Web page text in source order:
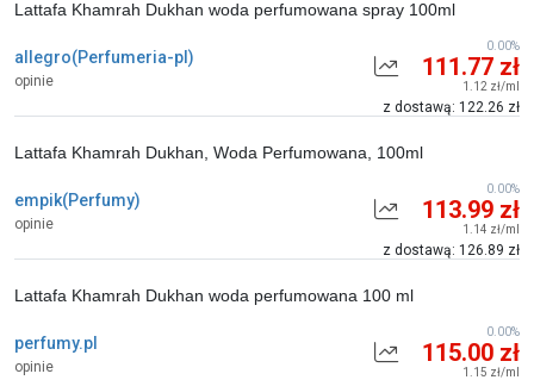
allegro(Perfumeria-pl)
opinie
Lattafa Khamrah Dukhan woda perfumowana spray 100ml
111.77 zł
1.12 zł/ml
z dostawą: 122.26 zł
0.00%
empik(Perfumy)
opinie
Lattafa Khamrah Dukhan, Woda Perfumowana, 100ml
113.99 zł
1.14 zł/ml
z dostawą: 126.89 zł
0.00%
perfumy.pl
opinie
Lattafa Khamrah Dukhan woda perfumowana 100 ml
115.00 zł
1.15 zł/ml
0.00%